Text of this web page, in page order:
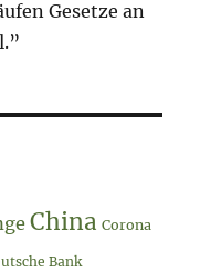
Gesetze an
China Corona
Bank